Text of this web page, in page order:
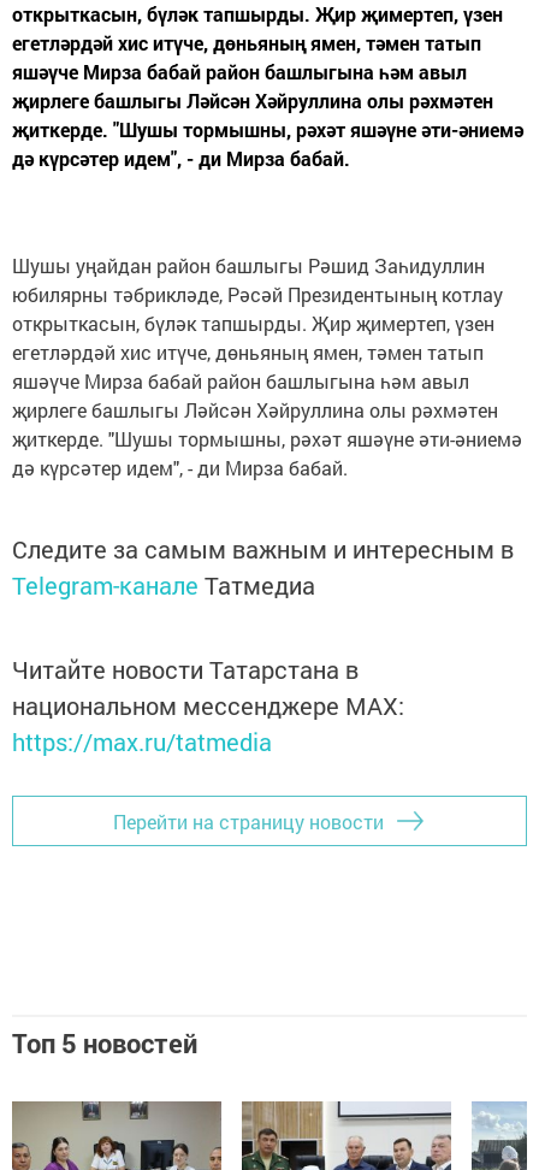
открыткасын, бүләк тапшырды. Җир җимертеп, үзен
егетләрдәй хис итүче, дөньяның ямен, тәмен татып
яшәүче Мирза бабай район башлыгына һәм авыл
җирлеге башлыгы Ләйсән Хәйруллина олы рәхмәтен
җиткерде. "Шушы тормышны, рәхәт яшәүне әти-әниемә
дә күрсәтер идем", - ди Мирза бабай.
Шушы уңайдан район башлыгы Рәшид Заһидуллин
юбилярны тәбрикләде, Рәсәй Президентының котлау
открыткасын, бүләк тапшырды. Җир җимертеп, үзен
егетләрдәй хис итүче, дөньяның ямен, тәмен татып
яшәүче Мирза бабай район башлыгына һәм авыл
җирлеге башлыгы Ләйсән Хәйруллина олы рәхмәтен
җиткерде. "Шушы тормышны, рәхәт яшәүне әти-әниемә
дә күрсәтер идем", - ди Мирза бабай.
Следите за самым важным и интересным в
Telegram-канале Татмедиа
Читайте новости Татарстана в
национальном мессенджере MАХ:
https://max.ru/tatmedia
Перейти на страницу новости
Топ 5 новостей